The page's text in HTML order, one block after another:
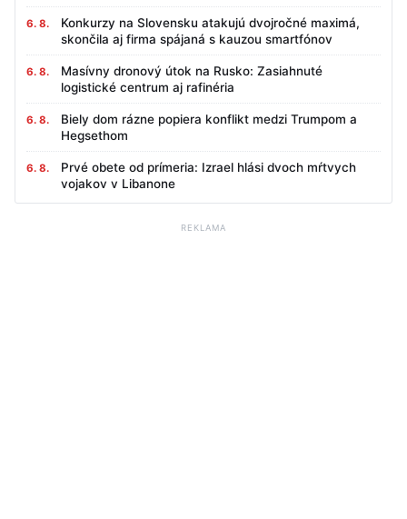
6. 8.
Konkurzy na Slovensku atakujú dvojročné maximá,
skončila aj firma spájaná s kauzou smartfónov
6. 8.
Masívny dronový útok na Rusko: Zasiahnuté
logistické centrum aj rafinéria
6. 8.
Biely dom rázne popiera konflikt medzi Trumpom a
Hegsethom
6. 8.
Prvé obete od prímeria: Izrael hlási dvoch mŕtvych
vojakov v Libanone
REKLAMA